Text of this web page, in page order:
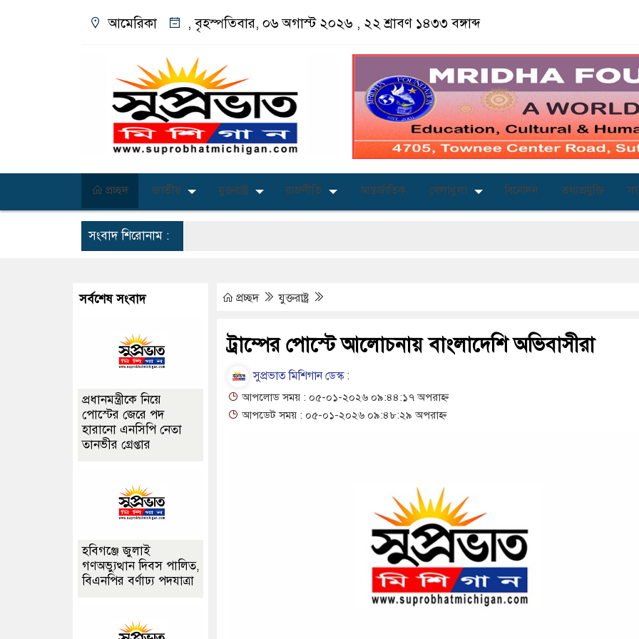
আমেরিকা , বৃহস্পতিবার, ০৬ অগাস্ট ২০২৬ , ২২ শ্রাবণ ১৪৩৩ বঙ্গাব্দ
প্রচ্ছদ জাতীয় যুক্তরাষ্ট্র রাজনীতি আন্তর্জাতিক খেলাধুলা বিনোদন তথ্যপ্রযুক্তি
সংবাদ শিরোনাম :
প্রচ্ছদ যুক্তরাষ্ট্র
ট্রাম্পের পোস্টে আলোচনায় বাংলাদেশি অভিবাসীরা
সুপ্রভাত মিশিগান ডেস্ক :
আপলোড সময় : ০৫-০১-২০২৬ ০৯:৪৪:১৭ অপরাহ্ন
আপডেট সময় : ০৫-০১-২০২৬ ০৯:৪৮:২৯ অপরাহ্ন
সর্বশেষ সংবাদ
প্রধানমন্ত্রীকে নিয়ে
পোস্টের জেরে পদ
হারানো এনসিপি নেতা
তানভীর গ্রেপ্তার
হবিগঞ্জে জুলাই
গণঅভ্যুত্থান দিবস পালিত,
বিএনপির বর্ণাঢ্য পদযাত্রা